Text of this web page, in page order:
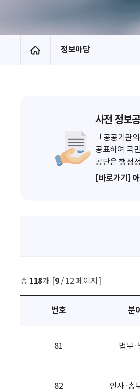
홈 정보마당
사전 정보
「공공기관
공표하여 국
공단은 행정
[바로가기]
총 118개 [9/ 12 페이지]
번호 분
81 법무·
82 인사·총